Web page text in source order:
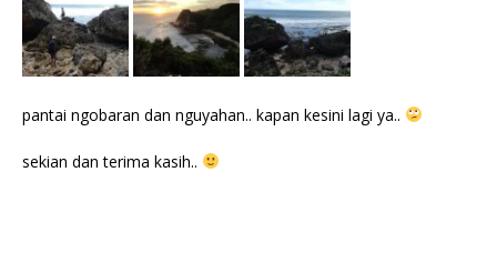
pantai ngobaran dan nguyahan.. kapan kesini lagi ya..
sekian dan terima kasih..